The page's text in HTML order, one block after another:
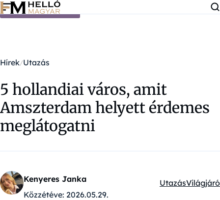
Ugrás a tartalomra
Hírek Utazás
5 hollandiai város, amit
Amszterdam helyett érdemes
meglátogatni
Kenyeres Janka
Közzétéve: 2026.05.29.
Kategóriák:
UtazásVilágjáró